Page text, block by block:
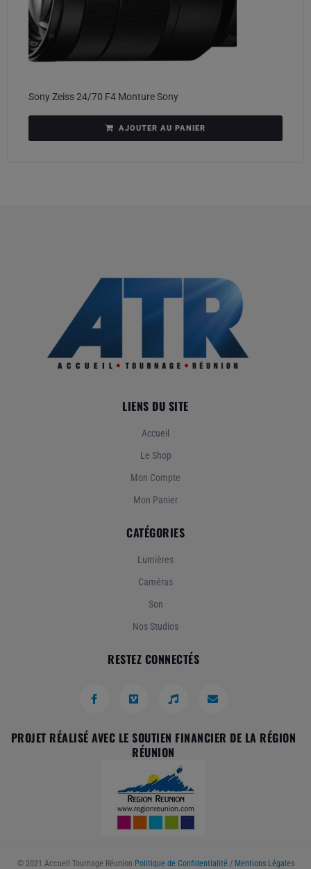
Sony Zeiss 24/70 F4 Monture Sony
AJOUTER AU PANIER
LIENS DU SITE
Accueil
Le Shop
Mon Compte
Mon Panier
CATÉGORIES
Lumières
Caméras
Son
Nos Studios
RESTEZ CONNECTÉS
PROJET RÉALISÉ AVEC LE SOUTIEN FINANCIER DE LA RÉGION
RÉUNION
© 2021 Accueil Tournage Réunion Politique de Confidentialité / Mentions Légales